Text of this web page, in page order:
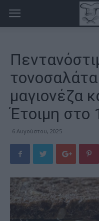
μαγιονέζα
Έτοιμη στο
6 Αυγούστου, 2025